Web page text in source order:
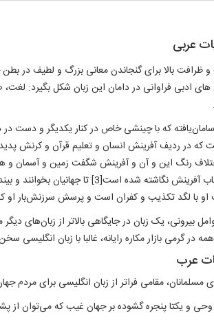
عربی
و ظرافت بالا برای گنجاندن معانی بزرگ و لطیف
ادبی فراوانی در دامان این زبان شکل بگیرد: لغت،
سامان‌یافته که با چینشی خاص در کنار یکدیگر و دست
رنگ این و آن و آفرینش شگفت زمین و آسمان و
بر صفحه‌ای از صفحات بی‌شمار کتاب
با لگد تکذیب و کفران است و پرسش سرزنش‌بار او که:
بیرونی، یک زبان در جایگاهی بالاتر از
در گرمی بازار مکاره رایانه، غالبا با زبان
عرب
مقامی فراتر از زبان انگلیسی برای مردم